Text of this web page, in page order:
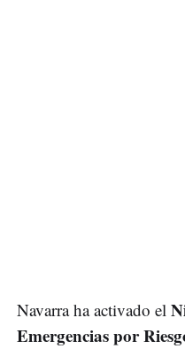
Navarra ha activado el
Emergencias por